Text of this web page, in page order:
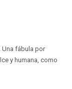
Una fábula por
y humana, como